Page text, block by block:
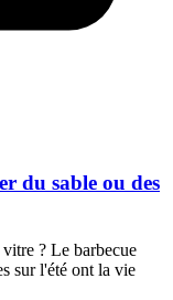
du sable ou des
? Le barbecue
sur l'été ont la vie